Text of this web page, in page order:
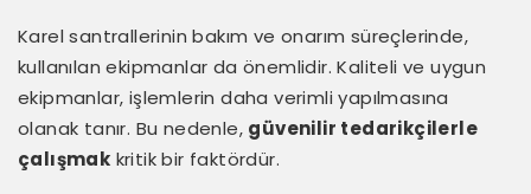
Karel santrallerinin bakım ve onarım süreçlerinde,
kullanılan ekipmanlar da önemlidir. Kaliteli ve uygun
ekipmanlar, işlemlerin daha verimli yapılmasına
olanak tanır. Bu nedenle, güvenilir tedarikçilerle
çalışmak kritik bir faktördür.